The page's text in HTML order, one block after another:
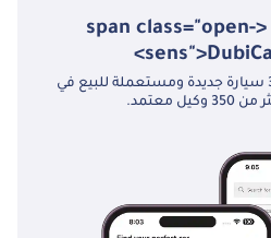
تحميل تطبيق <span class="open-
استكشف أكثر من 30،000 سيارة جديدة ومستعملة للبيع في
معتمد.